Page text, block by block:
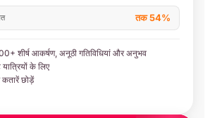
तक 54%
शीर्ष आकर्षण, अनूठी गतिविधियां और अनुभव
यात्रियों के लिए
छोड़ें